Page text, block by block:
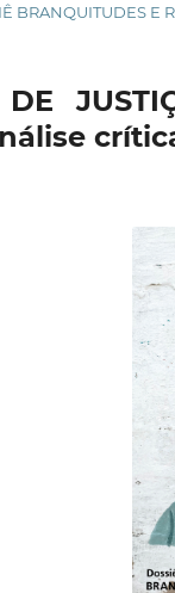
BRANQUITUDES E
DE